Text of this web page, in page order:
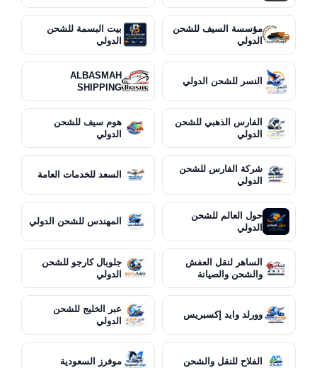
مؤسسة السيف للشحن
الدولي
بيت البسمة للشحن
الدولي
النسر للشحن الدولي
ALBASMAH
SHIPPING
الفارس الذهبي للشحن
الدولي
هوم سيف للشحن
الدولي
شركة الفارس للشحن
الدولي
السعد للخدمات العامة
حول العالم للشحن
الدولي
المهندس للشحن الدولي
الساهر لنقل العفش
والشحن والصيانة
جلوبال كارجو للشحن
الدولي
وورلد وايد إكسبريس
عبر الخليج للشحن
الدولي
الفلاح للنقل والشحن موفرز السعودية